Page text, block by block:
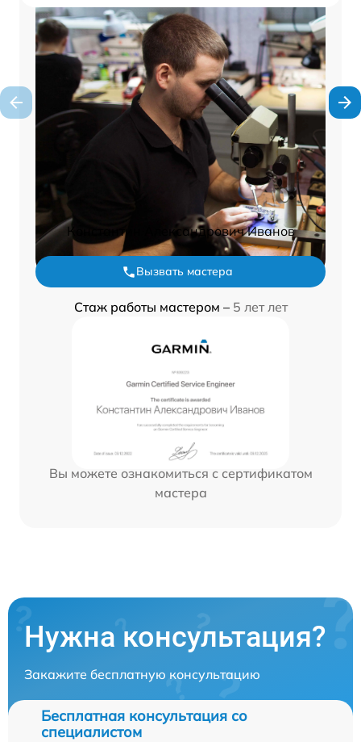
Константин Александрович Иванов
Вызвать мастера
Стаж работы мастером – 5 лет лет
Вы можете ознакомиться с сертификатом
мастера
Нужна консультация?
Закажите бесплатную консультацию
Бесплатная консультация со
специалистом